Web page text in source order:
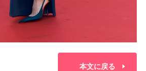
本文に戻る